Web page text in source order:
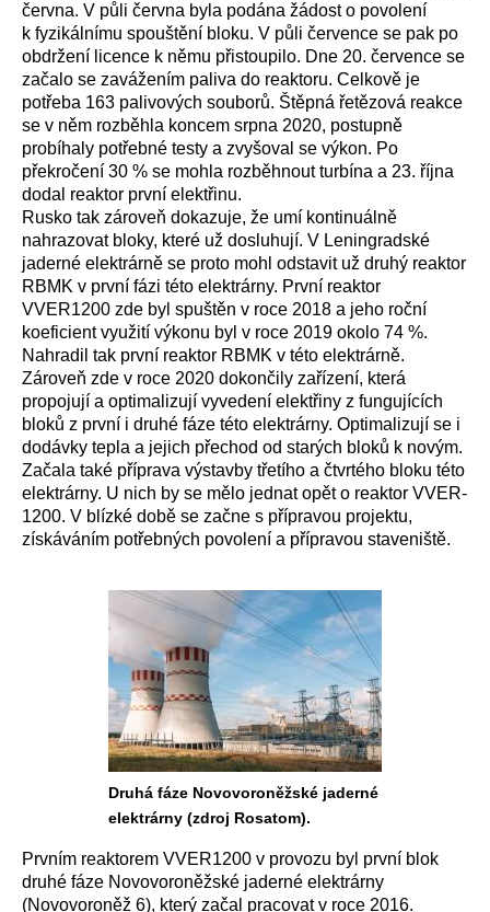
června. V půli června byla podána žádost o povolení
k fyzikálnímu spouštění bloku. V půli července se pak po
obdržení licence k němu přistoupilo. Dne 20. července se
začalo se zavážením paliva do reaktoru. Celkově je
potřeba 163 palivových souborů. Štěpná řetězová reakce
se v něm rozběhla koncem srpna 2020, postupně
probíhaly potřebné testy a zvyšoval se výkon. Po
překročení 30 % se mohla rozběhnout turbína a 23. října
dodal reaktor první elektřinu.
Rusko tak zároveň dokazuje, že umí kontinuálně
nahrazovat bloky, které už dosluhují. V Leningradské
jaderné elektrárně se proto mohl odstavit už druhý reaktor
RBMK v první fázi této elektrárny. První reaktor
VVER1200 zde byl spuštěn v roce 2018 a jeho roční
koeficient využití výkonu byl v roce 2019 okolo 74 %.
Nahradil tak první reaktor RBMK v této elektrárně.
Zároveň zde v roce 2020 dokončily zařízení, která
propojují a optimalizují vyvedení elektřiny z fungujících
bloků z první i druhé fáze této elektrárny. Optimalizují se i
dodávky tepla a jejich přechod od starých bloků k novým.
Začala také příprava výstavby třetího a čtvrtého bloku této
elektrárny. U nich by se mělo jednat opět o reaktor VVER-
1200. V blízké době se začne s přípravou projektu,
získáváním potřebných povolení a přípravou staveniště.
Druhá fáze Novovoroněžské jaderné
elektrárny (zdroj Rosatom).
Prvním reaktorem VVER1200 v provozu byl první blok
druhé fáze Novovoroněžské jaderné elektrárny
(Novovoroněž 6), který začal pracovat v roce 2016.